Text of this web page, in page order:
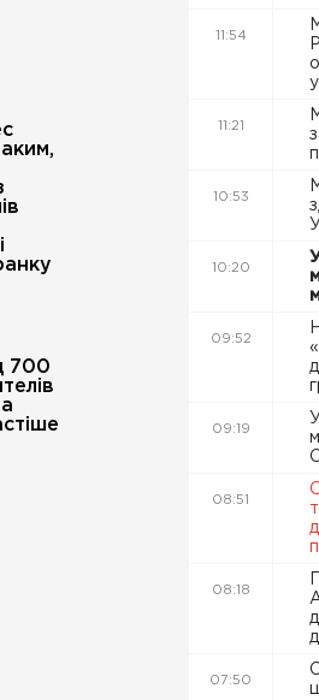
700
11:54
11:21
10:53
10:20
09:52
09:19
08:51
08:18
07:50